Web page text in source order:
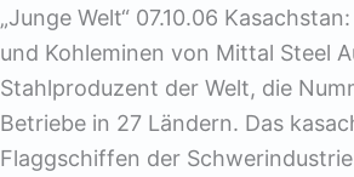
„Junge Welt“ 07.10.06
und Kohleminen von Mittal Steel
Stahlproduzent der Welt, die
Betriebe in 27 Ländern. Das
Flaggschiffen der